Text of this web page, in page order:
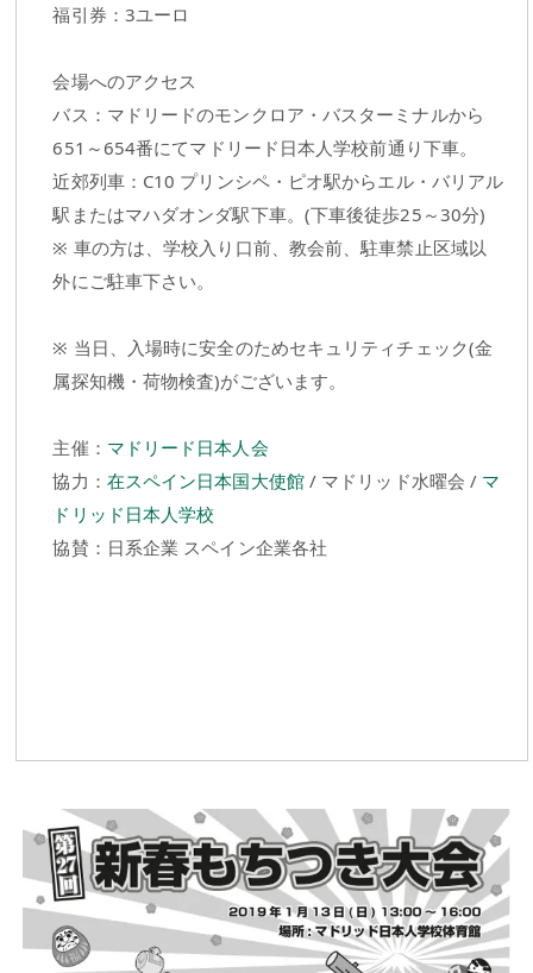
福引券：3ユーロ
会場へのアクセス
バス：マドリードのモンクロア・バスターミナルから
651～654番にてマドリード日本人学校前通り下車。
近郊列車：C10 プリンシペ・ピオ駅からエル・バリアル
駅またはマハダオンダ駅下車。(下車後徒歩25～30分)
※ 車の方は、学校入り口前、教会前、駐車禁止区域以
外にご駐車下さい。
※ 当日、入場時に安全のためセキュリティチェック(金
属探知機・荷物検査)がございます。
主催： マドリード日本人会
協力： 在スペイン日本国大使館/ マドリッド水曜会 / マ
ドリッド日本人学校
協賛：日系企業 スペイン企業各社